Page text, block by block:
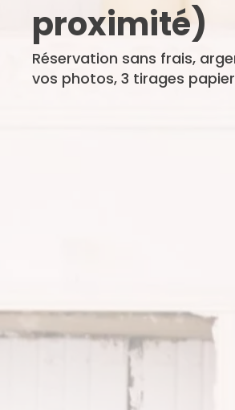
proximité)
Réservation sans frais,
vos photos, 3 tirages